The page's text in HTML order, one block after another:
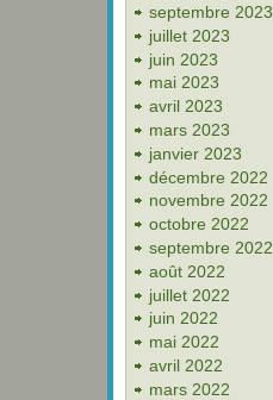
septembre 2023
juillet 2023
juin 2023
mai 2023
avril 2023
mars 2023
janvier 2023
décembre 2022
novembre 2022
octobre 2022
septembre 2022
août 2022
juillet 2022
juin 2022
mai 2022
avril 2022
mars 2022